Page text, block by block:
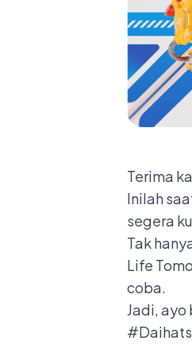
Terima
Inilah
segera
Tak
Life
coba.
Jadi, ayo